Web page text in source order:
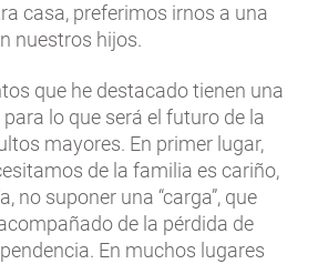
casa, preferimos irnos a una
nuestros hijos.
que he destacado tienen una
lo que será el futuro de la
mayores. En primer lugar,
de la familia es cariño,
no suponer una “carga”, que
de la pérdida de
En muchos lugares